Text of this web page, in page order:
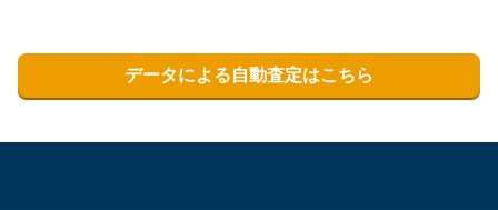
データによる自動査定はこちら